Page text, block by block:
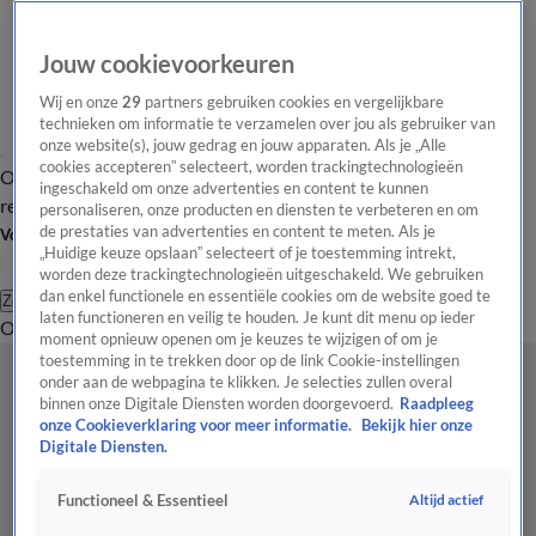
Overzicht Laatste nieuws Regionieuws Het beste van Hart
Tip de
redactie
Volg Hart van Nederland
Zoeken
OverzichtRegioUitzendingenWeerTip de redactiePanelVideo's
Jouw cookievoorkeuren
Wij en onze29 partners gebruiken cookies en vergelijkbare
technieken om informatie te verzamelen over jou als gebruiker van
onze website(s), jouw gedrag en jouw apparaten. Als je „Alle
cookies accepteren” selecteert, worden trackingtechnologieën
ingeschakeld om onze advertenties en content te kunnen
personaliseren, onze producten en diensten te verbeteren en om
de prestaties van advertenties en content te meten. Als je
„Huidige keuze opslaan” selecteert of je toestemming intrekt,
worden deze trackingtechnologieën uitgeschakeld. We gebruiken
dan enkel functionele en essentiële cookies om de website goed te
laten functioneren en veilig te houden. Je kunt dit menu op ieder
moment opnieuw openen om je keuzes te wijzigen of om je
toestemming in te trekken door op de link Cookie-instellingen
onder aan de webpagina te klikken. Je selecties zullen overal
binnen onze Digitale Diensten worden doorgevoerd. Raadpleeg
onze Cookieverklaring voor meer informatie.
Bekijk hier onze
Digitale Diensten.
Functioneel & Essentieel Altijd actief